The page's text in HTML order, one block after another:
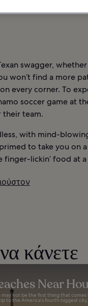
swagger,
won’t find a more
every corner. To
soccer game at
their team.
with mind-
to take you on
lickin’ food at
κάνετε
Near
may not be the first thing that
to the America’s fourth biggest